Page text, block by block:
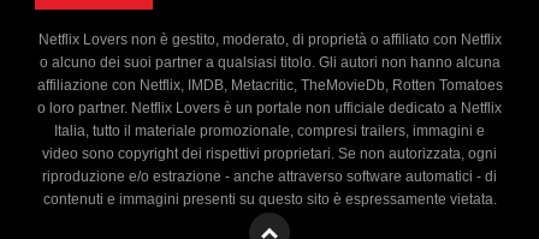
Netflix Lovers non è gestito, moderato, di proprietà o affiliato con Netflix
o alcuno dei suoi partner a qualsiasi titolo. Gli autori non hanno alcuna
affiliazione con Netflix, IMDB, Metacritic, TheMovieDb, Rotten Tomatoes
o loro partner. Netflix Lovers è un portale non ufficiale dedicato a Netflix
Italia, tutto il materiale promozionale, compresi trailers, immagini e
video sono copyright dei rispettivi proprietari. Se non autorizzata, ogni
riproduzione e/o estrazione - anche attraverso software automatici - di
contenuti e immagini presenti su questo sito è espressamente vietata.